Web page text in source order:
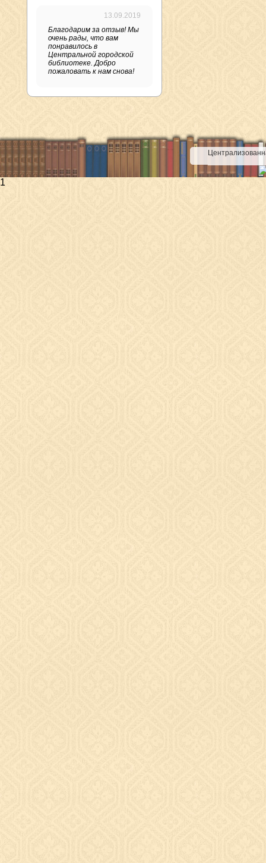
13.09.2019
Благодарим за отзыв! Мы
очень рады, что вам
понравилось в
Центральной городской
библиотеке. Добро
пожаловать к нам снова!
1